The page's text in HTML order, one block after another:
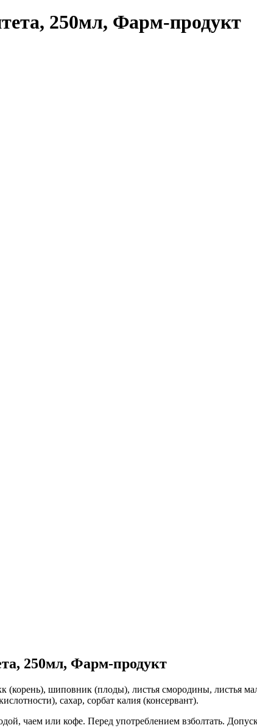
250мл, Фарм-продукт
250мл, Фарм-продукт
(корень), шиповник (плоды), листья смородины, листья
сахар, сорбат калия (консервант).
чаем или кофе. Перед употреблением взболтать.